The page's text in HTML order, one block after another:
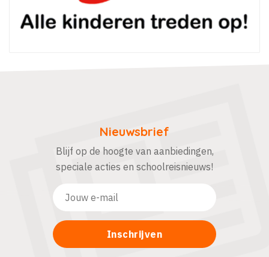
Nieuwsbrief
Blijf op de hoogte van aanbiedingen,
speciale acties en schoolreisnieuws!